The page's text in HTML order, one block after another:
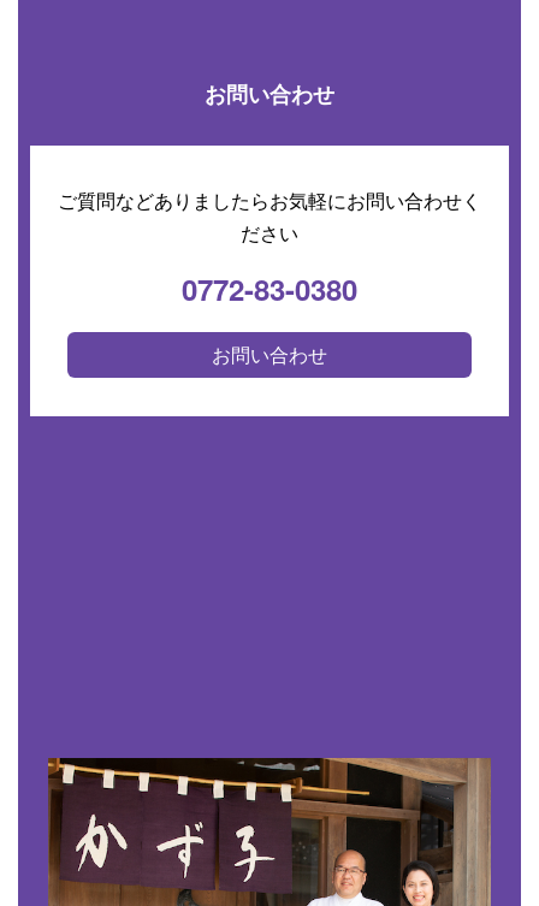
お問い合わせ
ご質問などありましたらお気軽にお問い合わせく
ださい
0772-83-0380
お問い合わせ